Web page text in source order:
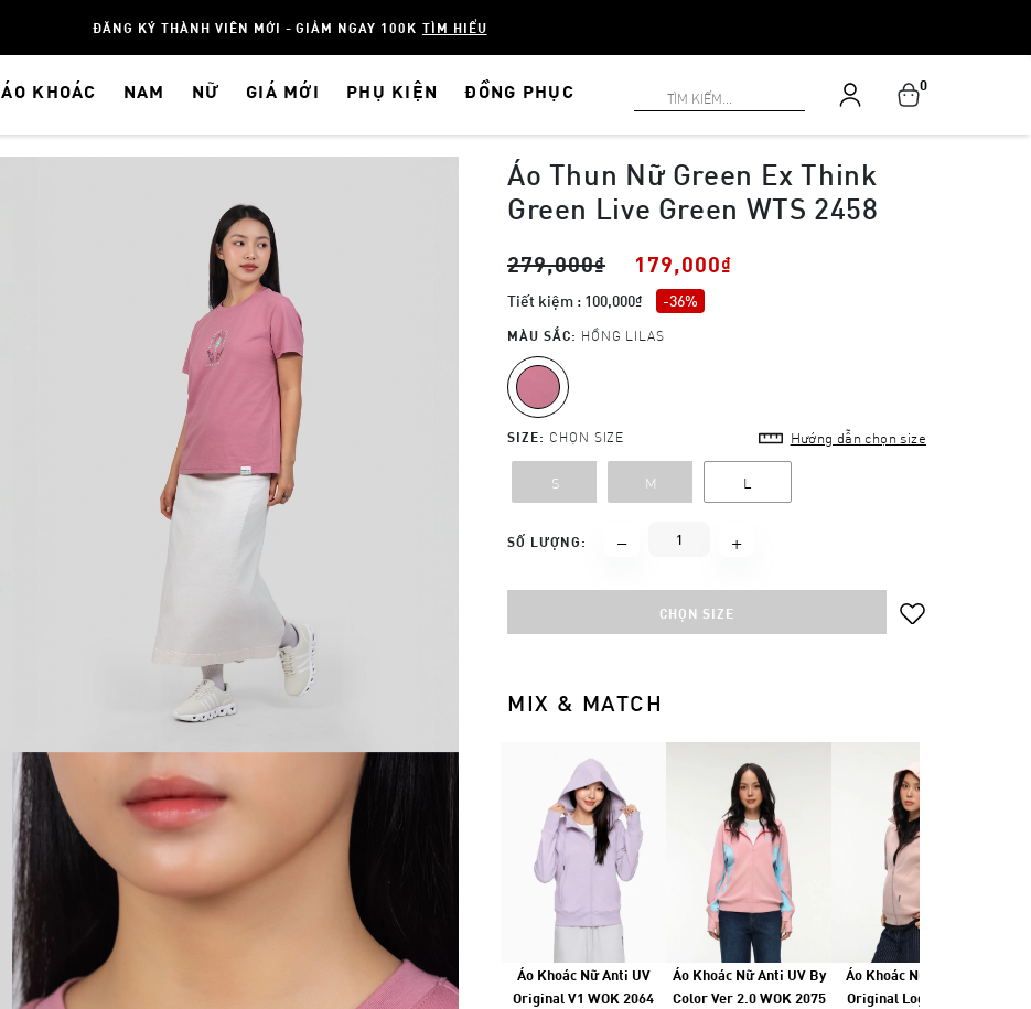
ĐĂNG KÝ THÀNH VIÊN MỚI - GIẢM NGAY 100K TÌM HIỂU
ÁO KHOÁC NAM NỮ GIÁ MỚI PHỤ KIỆN ĐỒNG PHỤC 0
Áo Thun Nữ Green Ex Think
Green Live Green WTS 2458
279,000₫ 179,000₫
Tiết kiệm : 100,000₫ -36%
MÀU SẮC: HỒNG LILAS
SIZE: CHỌN SIZE Hướng dẫn chọn size
S M L
SỐ LƯỢNG:
CHỌN SIZE
MIX & MATCH
Áo Khoác Nữ Anti UV
Original V1 WOK 2064
Áo Khoác Nữ Anti UV By
Color Ver 2.0 WOK 2075
Áo Khoác Nữ Airlayer
Original Logo Ver 2.0